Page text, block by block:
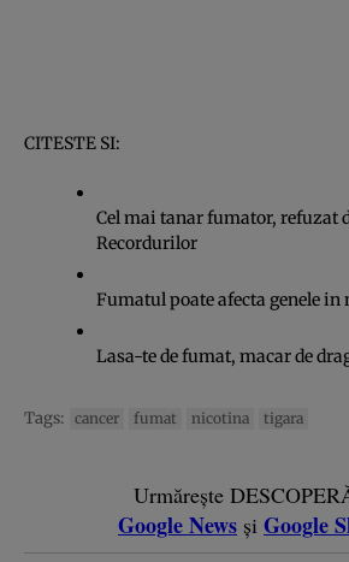
CITESTE SI:
Cel mai tanar fumator, refuzat
Recordurilor
Fumatul poate afecta genele in
Lasa-te de fumat, macar de
Tags: cancer fumat nicotina tigara
Urmărește
Google News și Google